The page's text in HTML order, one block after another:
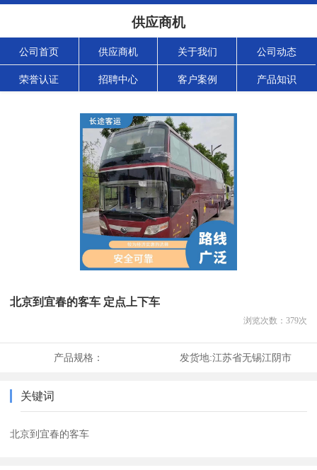
供应商机
公司首页 供应商机 关于我们 公司动态
荣誉认证 招聘中心 客户案例 产品知识
北京到宜春的客车 定点上下车
浏览次数： 379次
产品规格： 发货地:江苏省无锡江阴市
关键词
北京到宜春的客车